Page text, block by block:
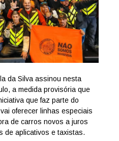
da Silva assinou nesta
a medida provisória que
que faz parte do
oferecer linhas especiais
de carros novos a juros
de aplicativos e taxistas.